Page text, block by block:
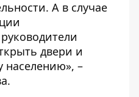
А в случае
двери и
населению», –